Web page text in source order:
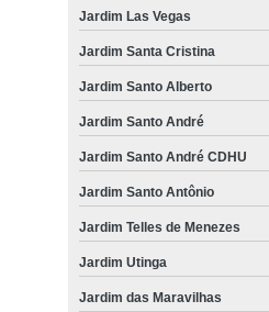
Jardim Las Vegas
Jardim Santa Cristina
Jardim Santo Alberto
Jardim Santo André
Jardim Santo André CDHU
Jardim Santo Antônio
Jardim Telles de Menezes
Jardim Utinga
Jardim das Maravilhas